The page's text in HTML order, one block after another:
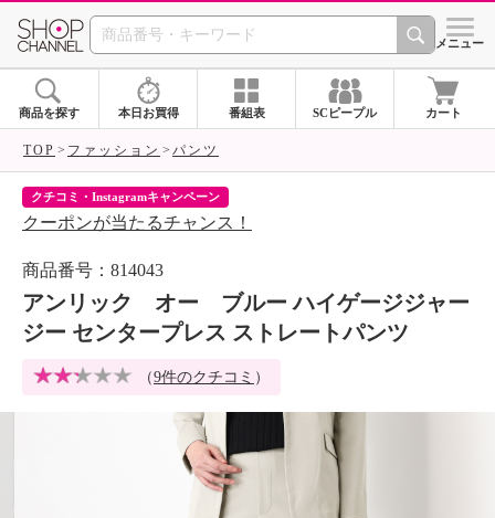
SHOP CHANNEL シメニュー
商品を探す 本日お買得 番組表 SCピープル カート
TOP ファッション パンツ
クチコミ・Instagramキャンペーン
クーポンが当たるチャンス！
商品番号：814043
アンリック オー ブルー ハイゲージジャー
ジー センタープレス ストレートパンツ
（9件のクチコミ ）